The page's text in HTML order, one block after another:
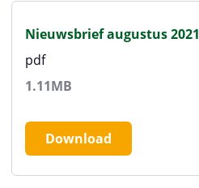
Nieuwsbrief augustus 2021
pdf
1.11MB
Download